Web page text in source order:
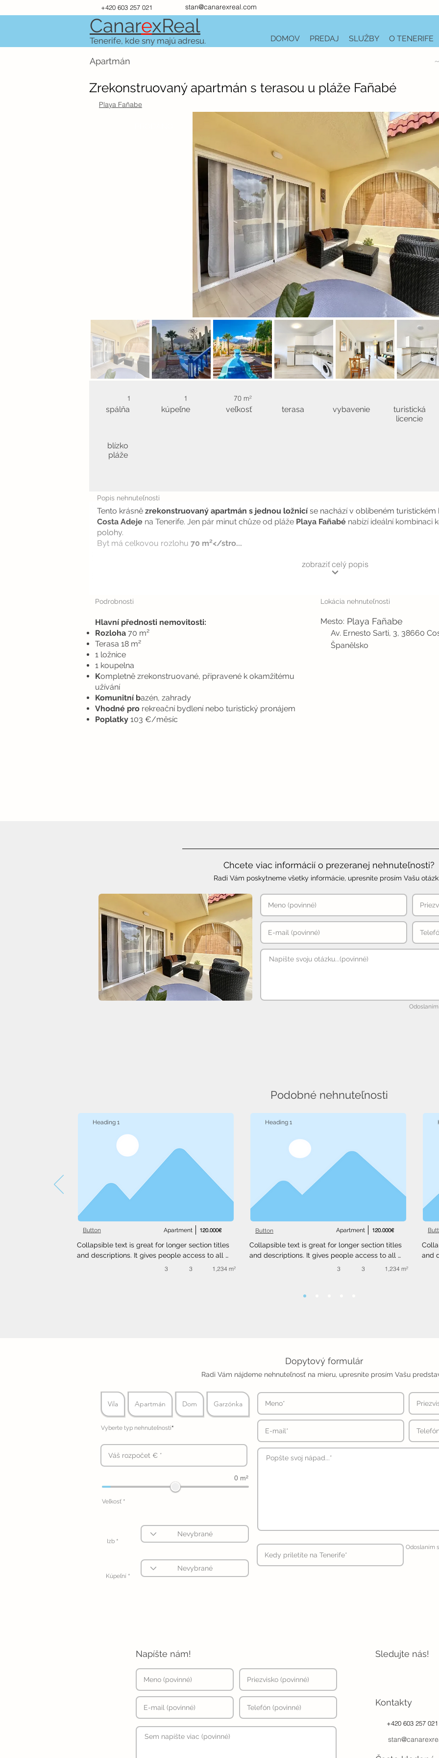
+420 603 257 021 stan@canarexreal.com
CanarexReal
Tenerife, kde sny majú adresu. DOMOV PREDAJ SLUŽBY O TENERIFE
Apartmán
Zrekonstruovaný apartmán s terasou u pláže Fañabé
Playa Fañabe
1
spálňa
1
kúpeľne
70 m²
veľkosť
blízko
pláže
terasa vybavenie
turistická
licencie
Popis nehnuteľnosti
Tento krásně zrekonstruovaný apartmán s jednou ložnicí se nachází v oblíbeném
Costa Adeje na Tenerife. Jen pár minut chůze od pláže Playa Fañabé nabízí ideální kombinaci
polohy.
Byt má celkovou rozlohu 70 m²</stro...
zobraziť celý popis
Podrobnosti
Hlavní přednosti nemovitosti:
Rozloha 70 m²
Terasa 18 m²
1 ložnice
1 koupelna
Kompletně zrekonstruované, připravené k okamžitému
užívání
Komunitní bazén, zahrady
Vhodné pro rekreační bydlení nebo turistický pronájem
Poplatky 103 €/měsíc
Lokácia nehnuteľnosti
Mesto: Playa Fañabe
Av. Ernesto Sarti, 3, 38660
Španělsko
Chcete viac informácií o prezeranej nehnuteľnosti?
Radi Vám poskytneme všetky informácie, upresnite prosím Vašu
Heading 1
Apartment
Button 120.000€
Collapsible text is great for longer section titles
and descriptions. It gives people access to all
the info they need, while keeping your layout
3 3 1,234 m²
Heading 1
Apartment
Button 120.000€
Collapsible text is great for longer section titles
and descriptions. It gives people access to all
the info they need, while keeping your layout
3 3 1,234 m²
and
Podobné nehnuteľnosti
Dopytový formulár
Radi Vám nájdeme nehnuteľnosť na mieru, upresnite prosím Vašu
Vila Apartmán Dom Garzónka
Vyberte typ nehnuteľnosti*
0 m²
Veľkosť *
Izb *
Kúpeľní *
Odoslaním
Napíšte nám! Sledujte nás!
Kontakty
+420 603 257 021